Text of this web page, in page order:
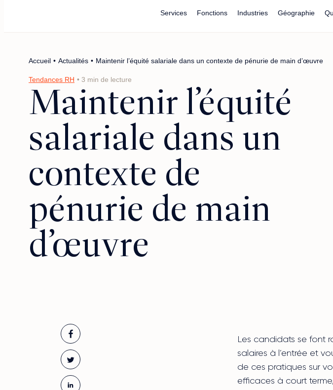
Main Navigation
Services Fonctions Industries Géographie
Accueil • Actualités • Maintenir l’équité salariale dans un contexte de pénurie de main d’œuvre
Tendances RH • 3 min de lecture
Maintenir l’équité
salariale dans un
contexte de
pénurie de main
d’œuvre
Les candidats se font
salaires à l’entrée et
de ces pratiques sur
efficaces à court